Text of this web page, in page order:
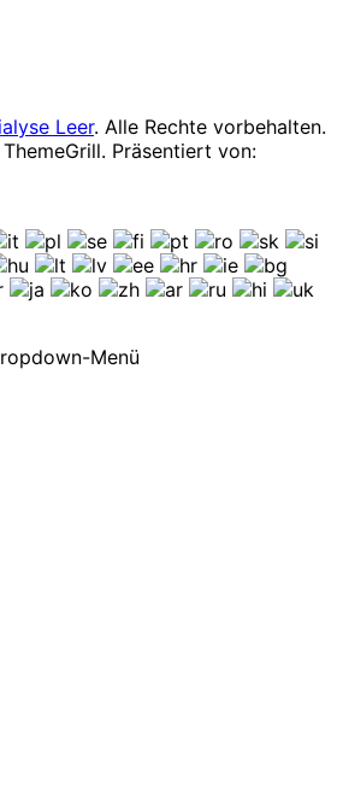
Leer. Alle Rechte vorbehalten.
Präsentiert von: